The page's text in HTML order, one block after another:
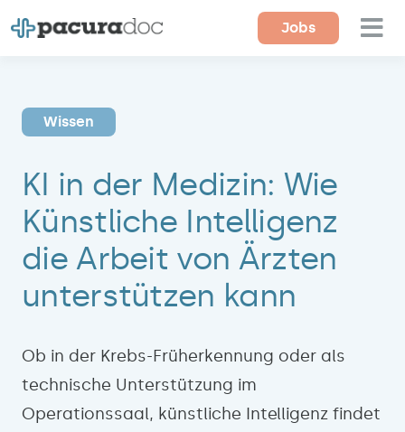
Inhalt
Für Einrichtungen
Magazin
Über uns
Kontakt
Jobs
Wissen
KI in der Medizin: Wie
Künstliche Intelligenz
die Arbeit von Ärzten
unterstützen kann
Ob in der Krebs-Früherkennung oder als
technische Unterstützung im
Operationssaal, künstliche Intelligenz findet